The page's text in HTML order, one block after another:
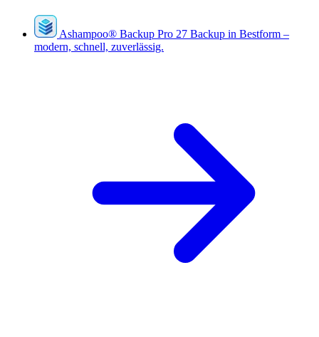
Ashampoo® Backup Pro 27 Backup in Bestform –
modern, schnell, zuverlässig.